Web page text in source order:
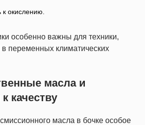
к окислению.
особенно важны для техники,
в переменных климатических
масла и
качеству
масла в бочке особое